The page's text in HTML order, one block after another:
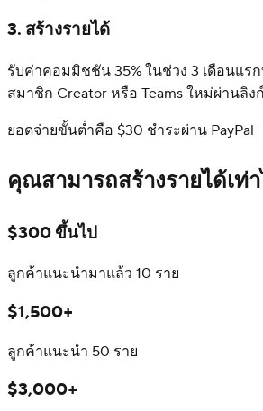
3. สร้างรายได้
รับค่าคอมมิชชัน 35% ในช่วง 3 เดือนแร
สมาชิก Creator หรือ Teams ใหม่ผ่านลิ
ยอดจ่ายขั้นต่ำคือ $30 ชำระผ่าน PayPal
คุณสามารถสร้างรายได้เท่
$300 ขึ้นไป
ลูกค้าแนะนำมาแล้ว 10 ราย
$1,500+
ลูกค้าแนะนำ 50 ราย
$3,000+